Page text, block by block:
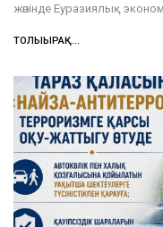
жөнінде Еуразиялық
ТОЛЫҒЫРАҚ...